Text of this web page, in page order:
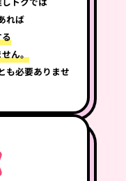
3,100
れば
ん。
も必要ありませ